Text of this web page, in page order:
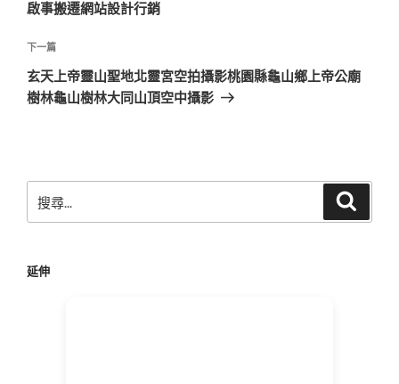
啟事搬遷網站設計行銷
下
一
篇
下一篇
玄天上帝靈山聖地北靈宮空拍攝影桃園縣龜山鄉上帝公廟
樹林龜山樹林大同山頂空中攝影
尋
字:
延伸